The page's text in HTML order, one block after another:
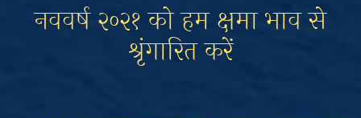
नववर्ष २०२१ को हम क्षमा भाव से
श्रृंगारित करें